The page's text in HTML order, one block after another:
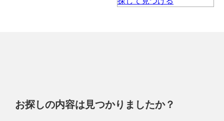
お探しの内容は見つかりましたか？